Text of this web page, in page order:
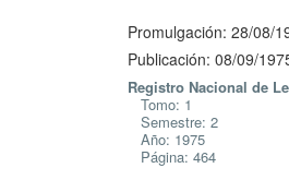
Promulgación: 28/08/
Publicación: 08/09/
Registro Nacional de
Tomo: 1
Semestre: 2
Año: 1975
Página: 464